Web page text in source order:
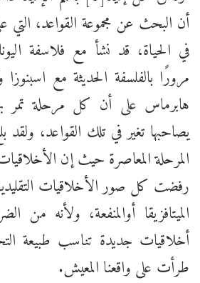
أن البحث عن مجموعة القواعد، التي
في الحياة، قد نشأ مع فلاسفة
مرورًا بالفلسفة الحديثة مع
هابرماس على أن كل مرحلة تمر
يصاحبها تغير في تلك القواعد، ولقد
المرحلة المعاصرة حيث إن
رفضت كل صور الأخلاقيات التقليدية
الميتافزيقا أوالمنفعة، ولأنه من
أخلاقيات جديدة تناسب طبيعة
طرأت على واقعنا المعيش.